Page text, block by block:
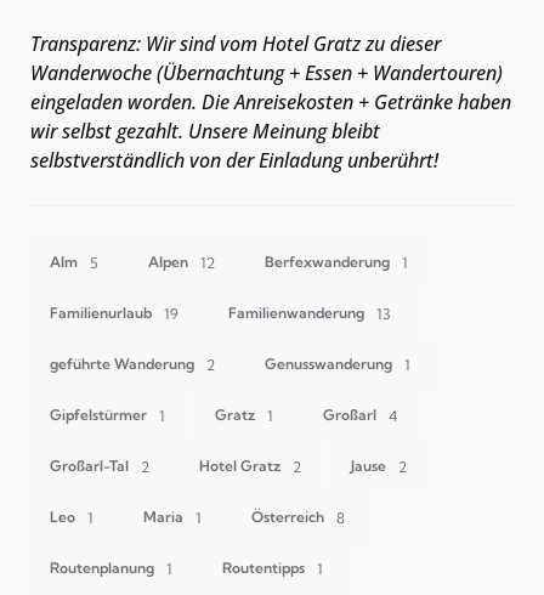
Transparenz: Wir sind vom Hotel Gratz zu dieser
Wanderwoche (Übernachtung + Essen + Wandertouren)
eingeladen worden. Die Anreisekosten + Getränke haben
wir selbst gezahlt. Unsere Meinung bleibt
selbstverständlich von der Einladung unberührt!
Alm 5 Alpen 12 Berfexwanderung 1
Familienurlaub 19 Familienwanderung 13
geführte Wanderung 2 Genusswanderung 1
Gipfelstürmer 1 Gratz 1 Großarl 4
Großarl-Tal 2 Hotel Gratz 2 Jause 2
Leo 1 Maria 1 Österreich 8
Routenplanung 1 Routentipps 1